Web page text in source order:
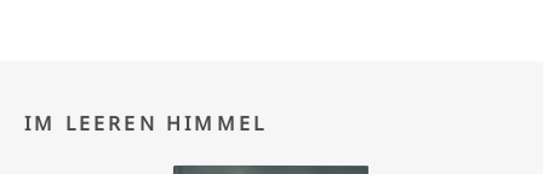
IM LEEREN HIMMEL